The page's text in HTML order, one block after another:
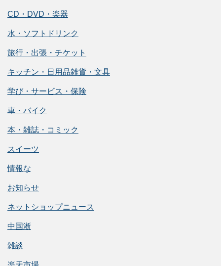
CD・DVD・楽器
水・ソフトドリンク
旅行・出張・チケット
キッチン・日用品雑貨・文具
学び・サービス・保険
車・バイク
本・雑誌・コミック
スイーツ
情報な
お知らせ
ネットショップニュース
中国淅
雑談